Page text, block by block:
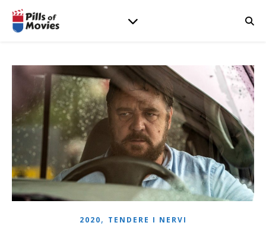
2020, TENDERE I NERVI